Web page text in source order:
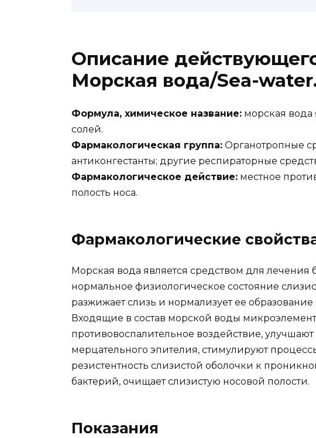
Описание
Морская вода/Sea-
Формула, химическое название: морская вода
солей.
Фармакологическая группа: Органотропные
антиконгестанты; другие респираторные
Фармакологическое действие: местное
полость носа.
Фармакологические
Морская вода является средством для лечения
нормальное физиологическое состояние
разжижает слизь и нормализует ее
Входящие в состав морской воды
противовоспалительное воздействие,
мерцательного эпителия, стимулируют
резистентность слизистой оболочки к
бактерий, очищает слизистую носовой полости.
Показания